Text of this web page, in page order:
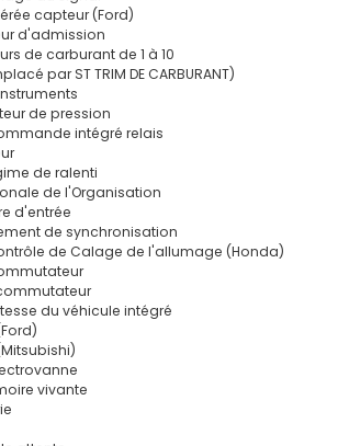
capteur (Ford)
d'admission
de carburant de 1 à 10
par ST TRIM DE CARBURANT)
de pression
intégré relais
de ralenti
de l'Organisation
d'entrée
de synchronisation
de Calage de l'allumage (Honda)
du véhicule intégré
vivante